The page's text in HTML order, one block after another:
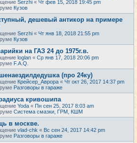
Serzhi « Чт фев 15, 2018 19:45 pm
Кузов
дешевый антикор на примере
Serzhi « Чт янв 18, 2018 21:55 pm
Кузов
на ГАЗ 24 до 1975г.в.
loglan « Ср янв 17, 2018 20:06 pm
F.A.Q.
(про 24ку)
Крейсер_Аврора « Чт окт 26, 2017 14:37 pm
Разговоры в гараже
кривошипа
Yoda « Пн сен 25, 2017 8:03 am
Система смазки, ГРМ, КШМ
в москве.
vlad-chk « Вс сен 24, 2017 14:42 pm
Разговоры в гараже